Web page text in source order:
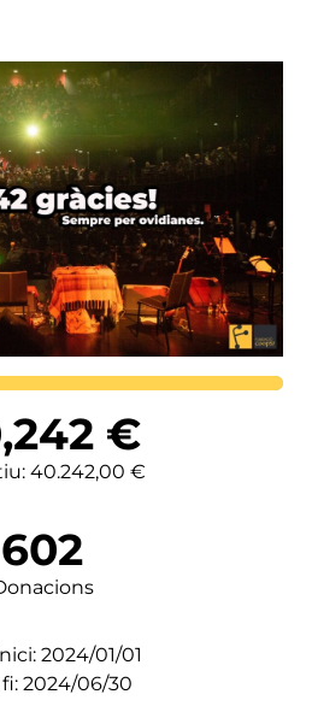
Lortutakoa
€
40.242,00 €
602
2024/01/01
2024/06/30